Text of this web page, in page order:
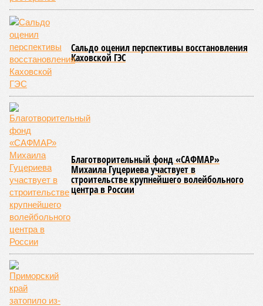
Сальдо оценил перспективы восстановления
Каховской ГЭС
Благотворительный фонд «САФМАР»
Михаила Гуцериева участвует в
строительстве крупнейшего волейбольного
центра в России